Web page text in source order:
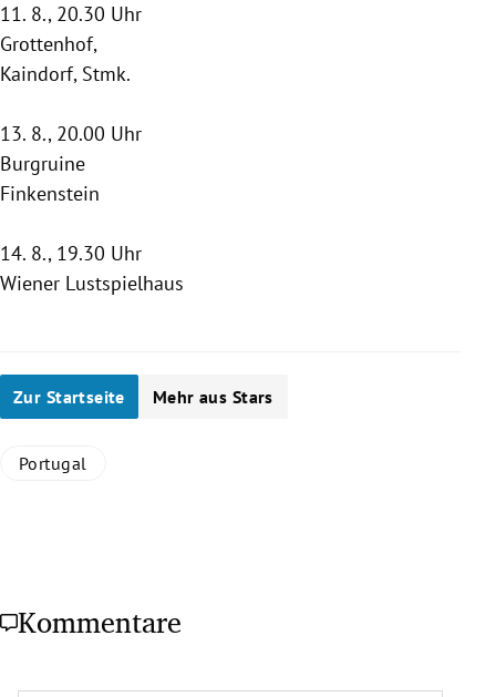
11. 8., 20.30 Uhr
Grottenhof,
Kaindorf, Stmk.
13. 8., 20.00 Uhr
Burgruine
Finkenstein
14. 8., 19.30 Uhr
Wiener Lustspielhaus
Zur Startseite Mehr aus Stars
Portugal
Kommentare